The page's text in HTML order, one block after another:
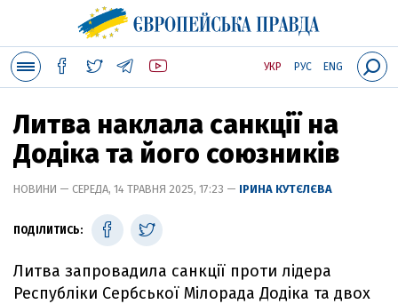
УКР РУС ENG
Литва наклала санкції на
Додіка та його союзників
НОВИНИ — СЕРЕДА, 14 ТРАВНЯ 2025, 17:23 — ІРИНА КУТЄЛЄВА
ПОДІЛИТИСЬ:
Литва запровадила санкції проти лідера
Республіки Сербської Мілорада Додіка та двох